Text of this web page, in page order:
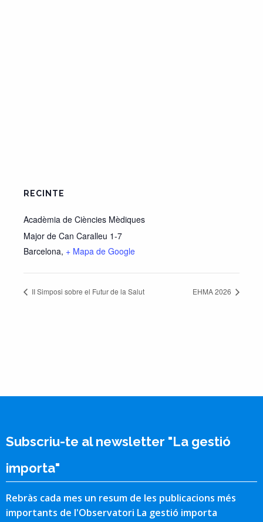
RECINTE
Acadèmia de Ciències Mèdiques
Major de Can Caralleu 1-7
Barcelona, + Mapa de Google
II Simposi sobre el Futur de la Salut EHMA 2026
Subscriu-te al newsletter "La gestió
importa"
Rebràs cada mes un resum de les publicacions més
importants de l'Observatori La gestió importa